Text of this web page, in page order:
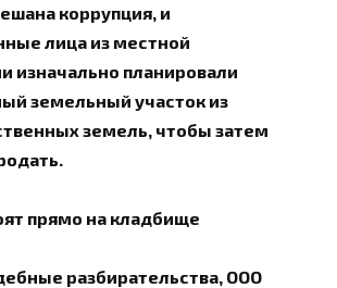
коррупция, и
лица из местной
изначально планировали
земельный участок из
земель, чтобы затем
прямо на кладбище
разбирательства, ООО